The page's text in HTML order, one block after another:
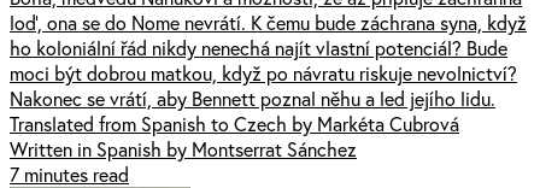
loď, ona se do Nome nevrátí. K čemu bude záchrana syna, když
ho koloniální řád nikdy nenechá najít vlastní potenciál? Bude
moci být dobrou matkou, když po návratu riskuje nevolnictví?
Nakonec se vrátí, aby Bennett poznal něhu a led jejího lidu.
Translated from Spanish to Czech by Markéta Cubrová
Written in Spanish by Montserrat Sánchez
7 minutes read